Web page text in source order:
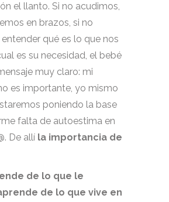
el llanto. Si no acudimos,
en brazos, si no
qué es lo que nos
es su necesidad, el bebé
muy claro: mi
es importante, yo mismo
poniendo la base
falta de autoestima en
De allí la importancia de
de lo que le
de lo que vive en